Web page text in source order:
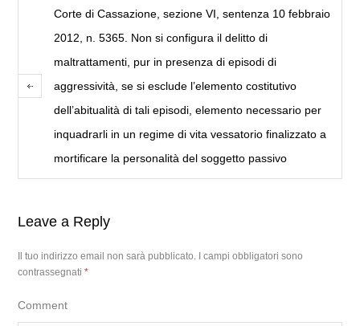
Corte di Cassazione, sezione VI, sentenza 10 febbraio
2012, n. 5365. Non si configura il delitto di
maltrattamenti, pur in presenza di episodi di
aggressività, se si esclude l’elemento costitutivo
dell’abitualità di tali episodi, elemento necessario per
inquadrarli in un regime di vita vessatorio finalizzato a
mortificare la personalità del soggetto passivo
Leave a Reply
Il tuo indirizzo email non sarà pubblicato. I campi obbligatori sono
contrassegnati*
Comment